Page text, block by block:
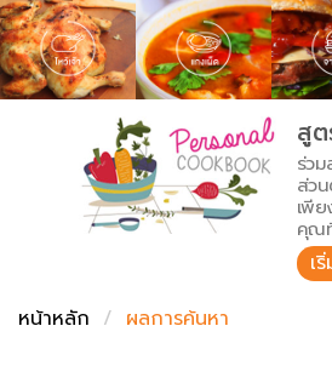
สารพันก้นครัว
เคล็ดลับน่ารู้
เปรียบเทียบหน่วยการตวง
เปรียบเทียบอุณหภูมิ
เปรียบเทียบน้ำหนักวัตถุดิบ
FoodPedia
สร้าง Cookbook
สูต
ร่ว
ส่ว
เพี
คุณ
เ
หน้าหลัก
ผลการค้นหา